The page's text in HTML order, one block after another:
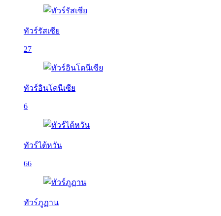
ทัวร์รัสเซีย
27
ทัวร์อินโดนีเซีย
6
ทัวร์ไต้หวัน
66
ทัวร์ภูฏาน